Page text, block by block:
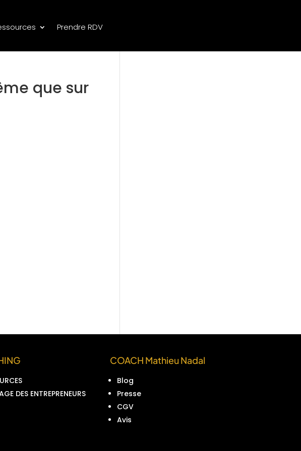
Prendre RDV
que sur
DES ENTREPRENEURS
COACH Mathieu Nadal
Blog
Presse
CGV
Avis